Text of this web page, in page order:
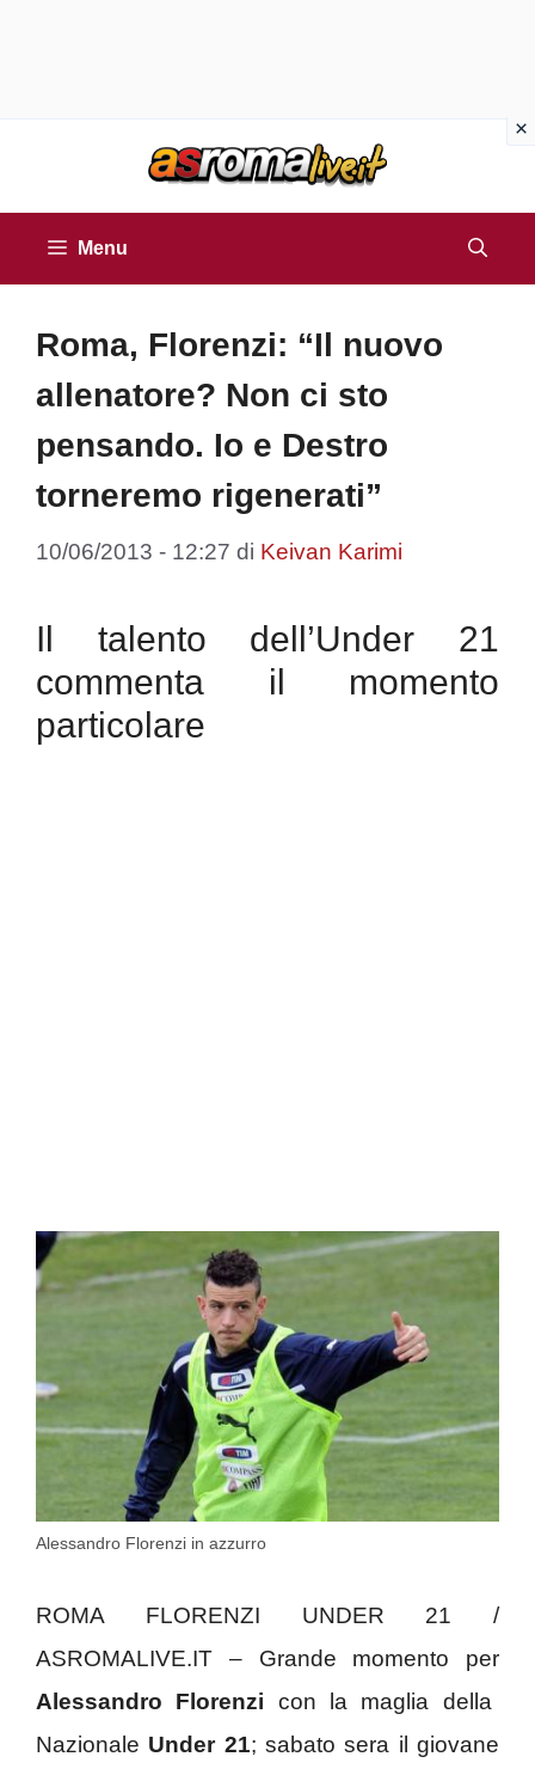
Menu
Roma, Florenzi: “Il nuovo
allenatore? Non ci sto
pensando. Io e Destro
torneremo rigenerati”
10/06/2013 - 12:27 di Keivan Karimi
Il talento dell’Under 21
commenta il momento
particolare
Alessandro Florenzi in azzurro
ROMA FLORENZI UNDER 21 /
ASROMALIVE.IT – Grande momento per
Alessandro Florenzi con la maglia della
Nazionale Under 21; sabato sera il giovane